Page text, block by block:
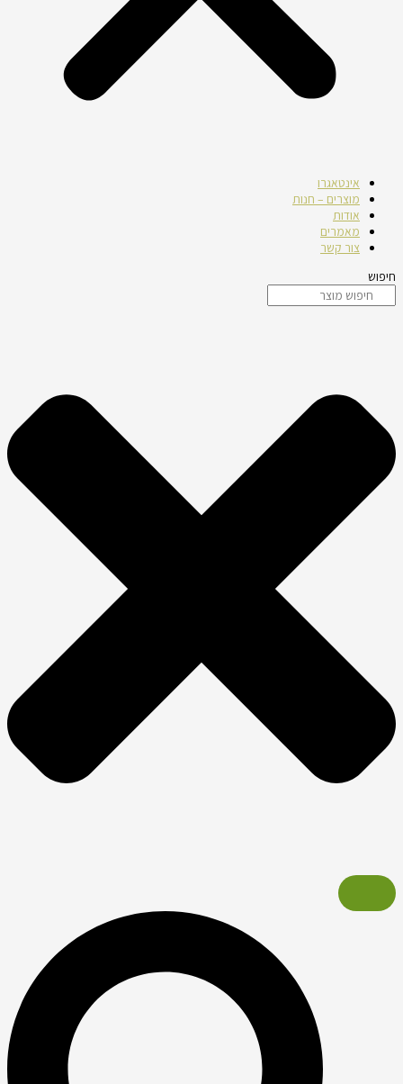
אינטאגרו
מוצרים – חנות
אודות
מאמרים
צור קשר
חיפוש